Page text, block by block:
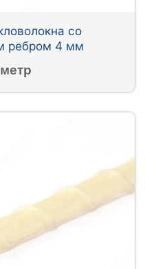
со
ребром 4 мм